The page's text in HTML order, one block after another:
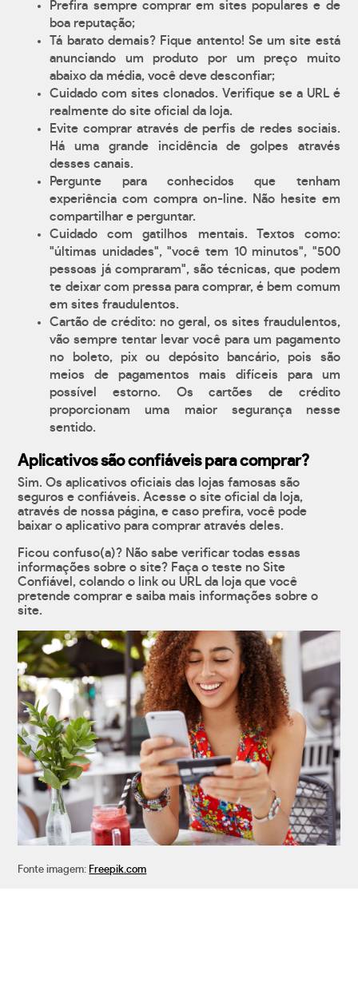
Prefira sempre comprar em sites populares e de
boa reputação;
Tá barato demais? Fique antento! Se um site está
anunciando um produto por um preço muito
abaixo da média, você deve desconfiar;
Cuidado com sites clonados. Verifique se a URL é
realmente do site oficial da loja.
Evite comprar através de perfis de redes sociais.
Há uma grande incidência de golpes através
desses canais.
Pergunte para conhecidos que tenham
experiência com compra on-line. Não hesite em
compartilhar e perguntar.
Cuidado com gatilhos mentais. Textos como:
"últimas unidades", "você tem 10 minutos", "500
pessoas já compraram", são técnicas, que podem
te deixar com pressa para comprar, é bem comum
em sites fraudulentos.
Cartão de crédito: no geral, os sites fraudulentos,
vão sempre tentar levar você para um pagamento
no boleto, pix ou depósito bancário, pois são
meios de pagamentos mais difíceis para um
possível estorno. Os cartões de crédito
proporcionam uma maior segurança nesse
sentido.
Aplicativos são confiáveis para comprar?
Sim. Os aplicativos oficiais das lojas famosas são
seguros e confiáveis. Acesse o site oficial da loja,
através de nossa página, e caso prefira, você pode
baixar o aplicativo para comprar através deles.
Ficou confuso(a)? Não sabe verificar todas essas
informações sobre o site? Faça o teste no Site
Confiável, colando o link ou URL da loja que você
pretende comprar e saiba mais informações sobre o
site.
Fonte imagem: Freepik.com